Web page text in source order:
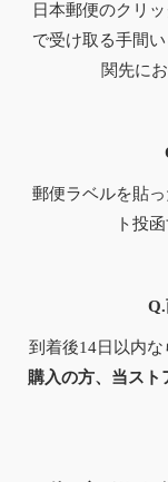
日本郵便のクリ
で受け取る手間
関先に
郵便ラベルを貼
ト投
到着後14日以内な
購入の方、当ス